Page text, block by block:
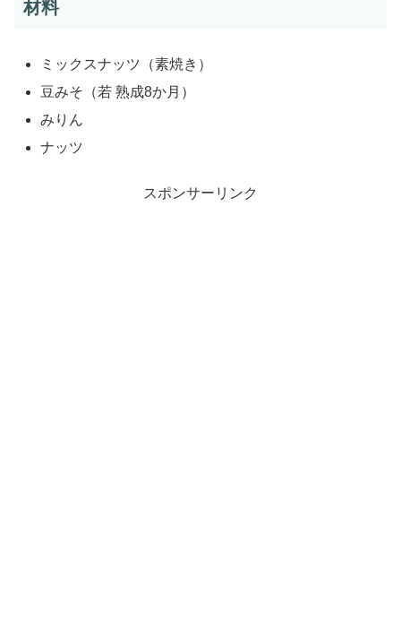
材料
ミックスナッツ（素焼き）
豆みそ（若 熟成8か月）
みりん
ナッツ
スポンサーリンク